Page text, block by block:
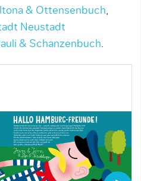
& Ottensenbuch,
Neustadt
& Schanzenbuch.